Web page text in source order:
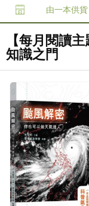
由一本供貨
【每月閱讀
知識之門